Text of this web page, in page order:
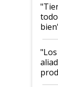
la